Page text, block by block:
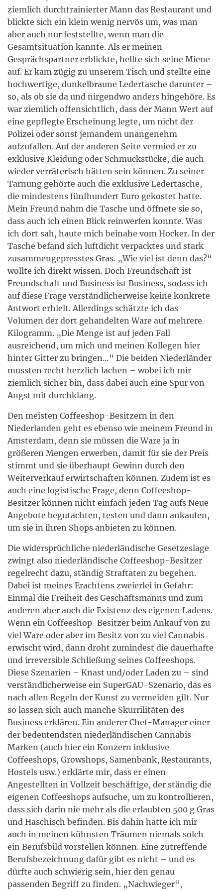
ziemlich durchtrainierter Mann das Restaurant und
blickte sich ein klein wenig nervös um, was man
aber auch nur feststellte, wenn man die
Gesamtsituation kannte. Als er meinen
Gesprächspartner erblickte, hellte sich seine Miene
auf. Er kam zügig zu unserem Tisch und stellte eine
hochwertige, dunkelbraune Ledertasche darunter –
so, als ob sie da und nirgendwo anders hingehöre. Es
war ziemlich offensichtlich, dass der Mann Wert auf
eine gepflegte Erscheinung legte, um nicht der
Polizei oder sonst jemandem unangenehm
aufzufallen. Auf der anderen Seite vermied er zu
exklusive Kleidung oder Schmuckstücke, die auch
wieder verräterisch hätten sein können. Zu seiner
Tarnung gehörte auch die exklusive Ledertasche,
die mindestens fünfhundert Euro gekostet hatte.
Mein Freund nahm die Tasche und öffnete sie so,
dass auch ich einen Blick reinwerfen konnte. Was
ich dort sah, haute mich beinahe vom Hocker. In der
Tasche befand sich luftdicht verpacktes und stark
zusammengepresstes Gras. „Wie viel ist denn das?“
wollte ich direkt wissen. Doch Freundschaft ist
Freundschaft und Business ist Business, sodass ich
auf diese Frage verständlicherweise keine konkrete
Antwort erhielt. Allerdings schätzte ich das
Volumen der dort gehandelten Ware auf mehrere
Kilogramm. „Die Menge ist auf jeden Fall
ausreichend, um mich und meinen Kollegen hier
hinter Gitter zu bringen…“ Die beiden Niederländer
mussten recht herzlich lachen – wobei ich mir
ziemlich sicher bin, dass dabei auch eine Spur von
Angst mit durchklang.
Den meisten Coffeeshop-Besitzern in den
Niederlanden geht es ebenso wie meinem Freund in
Amsterdam, denn sie müssen die Ware ja in
größeren Mengen erwerben, damit für sie der Preis
stimmt und sie überhaupt Gewinn durch den
Weiterverkauf erwirtschaften können. Zudem ist es
auch eine logistische Frage, denn Coffeeshop-
Besitzer können nicht einfach jeden Tag aufs Neue
Angebote begutachten, testen und dann ankaufen,
um sie in ihren Shops anbieten zu können.
Die widersprüchliche niederländische Gesetzeslage
zwingt also niederländische Coffeeshop-Besitzer
regelrecht dazu, ständig Straftaten zu begehen.
Dabei ist meines Erachtens zweierlei in Gefahr:
Einmal die Freiheit des Geschäftsmanns und zum
anderen aber auch die Existenz des eigenen Ladens.
Wenn ein Coffeeshop-Besitzer beim Ankauf von zu
viel Ware oder aber im Besitz von zu viel Cannabis
erwischt wird, dann droht zumindest die dauerhafte
und irreversible Schließung seines Coffeeshops.
Diese Szenarien – Knast und/oder Laden zu – sind
verständlicherweise ein SuperGAU-Szenario, das es
nach allen Regeln der Kunst zu vermeiden gilt. Nur
so lassen sich auch manche Skurrilitäten des
Business erklären. Ein anderer Chef-Manager einer
der bedeutendsten niederländischen Cannabis-
Marken (auch hier ein Konzern inklusive
Coffeeshops, Growshops, Samenbank, Restaurants,
Hostels usw.) erklärte mir, dass er einen
Angestellten in Vollzeit beschäftige, der ständig die
eigenen Coffeeshops aufsuche, um zu kontrollieren,
dass sich darin nie mehr als die erlaubten 500 g Gras
und Haschisch befinden. Bis dahin hatte ich mir
auch in meinen kühnsten Träumen niemals solch
ein Berufsbild vorstellen können. Eine zutreffende
Berufsbezeichnung dafür gibt es nicht – und es
dürfte auch schwierig sein, hier den genau
passenden Begriff zu finden. „Nachwieger“,